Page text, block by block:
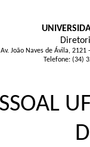
Av. João Naves de Ávila,
Telefone: (34)